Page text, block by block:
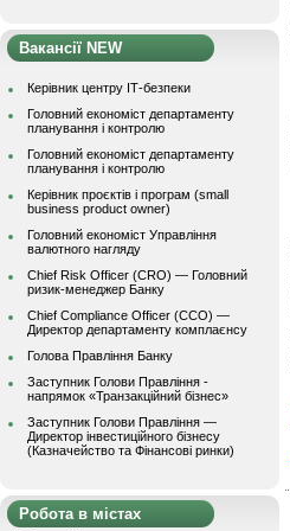
Вакансії NEW
Керівник центру ІТ-безпеки
Головний економіст департаменту
планування і контролю
Головний економіст департаменту
планування і контролю
Керівник проєктів і програм (small
business product owner)
Головний економіст Управління
валютного нагляду
Chief Risk Officer (CRO) — Головний
ризик-менеджер Банку
Chief Compliance Officer (CCO) —
Директор департаменту комплаєнсу
Голова Правління Банку
Заступник Голови Правління -
напрямок «Транзакційний бізнес»
Заступник Голови Правління —
Директор інвестиційного бізнесу
(Казначейство та Фінансові ринки)
Робота в містах